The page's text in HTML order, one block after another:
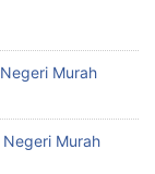
Murah
Murah